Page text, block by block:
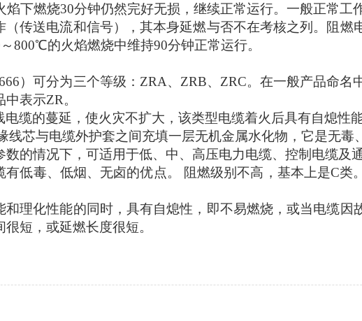
下燃烧30分钟仍然完好无损，继续正常运行。一般正常工
传送电流和信号），其本身延燃与否不在考核之列。阻燃
800℃的火焰燃烧中维持90分钟正常运行。
）可分为三个等级：ZRA、ZRB、ZRC。在一般产品命名
表示ZR。
缆的蔓延，使火灾不扩大，该类型电缆着火后具有自熄性能
线芯与电缆外护套之间充填一层无机金属水化物，它是无毒
的情况下，可适用于低、中、高压电力电缆、控制电缆及
低毒、低烟、无卤的优点。
阻燃级别不高，基本上是C类
理化性能的同时，具有自熄性，即不易燃烧，或当电缆因
短，或延燃长度很短。